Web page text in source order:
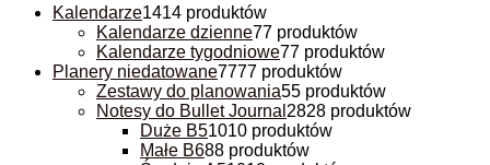
Kalendarze1414 produktów
Kalendarze dzienne77 produktów
Kalendarze tygodniowe77 produktów
Planery niedatowane7777 produktów
Zestawy do planowania55 produktów
Notesy do Bullet Journal 2828 produktów
Duże B51010 produktów
Małe B688 produktów